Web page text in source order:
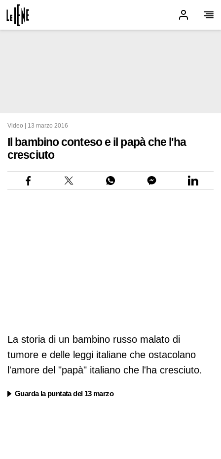
Video | 13 marzo 2016
Il bambino conteso e il papà che l'ha
cresciuto
La storia di un bambino russo malato di
tumore e delle leggi italiane che ostacolano
l'amore del "papà" italiano che l'ha cresciuto.
Guarda la puntata del 13 marzo